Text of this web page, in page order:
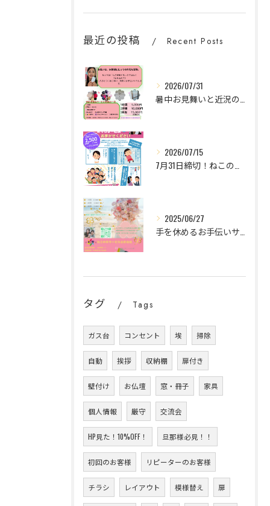
最近の投稿 Recent Posts
2026/07/31
2026/07/15
2025/06/27
タグ Tags
ガス台 コンセント 埃 掃除
自動 挨拶 収納棚 扉付き
壁付け お仏壇 窓・冊子 家具
個人情報 厳守 交流会
HP見た！10%OFF！ 旦那様必見！！
初回のお客様 リピーターのお客様
チラシ レイアウト 模様替え 扉